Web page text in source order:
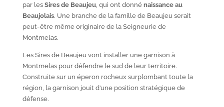
par les Sires de Beaujeu, qui ont donné naissance au
Beaujolais. Une branche de la famille de Beaujeu serait
peut-être même originaire de la Seigneurie de
Montmelas.
Les Sires de Beaujeu vont installer une garnison à
Montmelas pour défendre le sud de leur territoire.
Construite sur un éperon rocheux surplombant toute la
région, la garnison jouit d’une position stratégique de
défense.